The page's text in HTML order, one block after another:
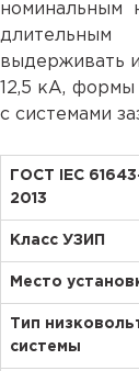
номинальным
выдерживать
12,5 кА,
с системами
ГОСТ IEC 61643-
2013
Класс УЗИП
Место
Тип
системы